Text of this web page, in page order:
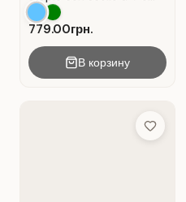
senza maniche . Blu.
779.00грн.
В корзину
Add to